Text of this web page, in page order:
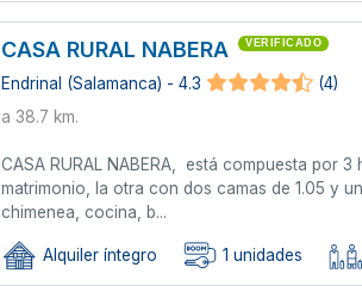
CASA RURAL NABERA VERIFICADO
Endrinal (Salamanca) - 4.3
(4)
a 38.7 km.
CASA RURAL NABERA, está compuesta por
matrimonio, la otra con dos camas de 1.05 y
chimenea, cocina, b...
Alquiler íntegro 1 unidades